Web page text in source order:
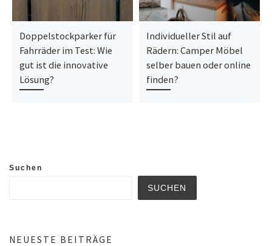
Doppelstockparker für
Fahrräder im Test: Wie
gut ist die innovative
Lösung?
Individueller Stil auf
Rädern: Camper Möbel
selber bauen oder online
finden?
Suchen
SUCHEN
NEUESTE BEITRÄGE